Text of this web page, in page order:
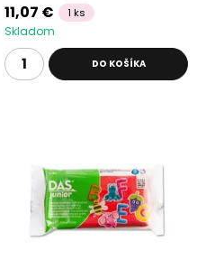
11,07 € 1 ks
Skladom
DO KOŠÍKA